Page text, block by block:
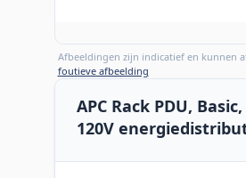
Afbeeldingen zijn indicatief en kunnen
foutieve afbeelding
APC Rack PDU,
120V